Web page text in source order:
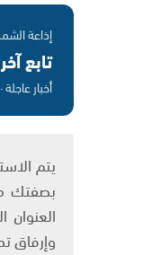
إذاعة
تابع
أخبار
بصفتك
وإرفاق